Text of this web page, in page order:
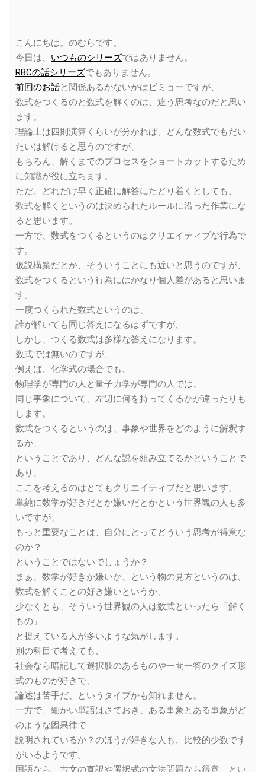
こんにちは。のむらです。
今日は、 いつものシリーズではありません。
RBCの話シリーズでもありません。
前回のお話と関係あるかないかはビミョーですが、
数式をつくるのと数式を解くのは、違う思考なのだと思い
ます。
理論上は四則演算くらいが分かれば、どんな数式でもだい
たいは解けると思うのですが、
もちろん、解くまでのプロセスをショートカットするため
に知識が役に立ちます。
ただ、どれだけ早く正確に解答にたどり着くとしても、
数式を解くというのは決められたルールに沿った作業にな
ると思います。
一方で、数式をつくるというのはクリエイティブな行為で
す。
仮説構築だとか、そういうことにも近いと思うのですが、
数式をつくるという行為にはかなり個人差があると思いま
す。
一度つくられた数式というのは、
誰が解いても同じ答えになるはずですが、
しかし、つくる数式は多様な答えになります。
数式では無いのですが、
例えば、化学式の場合でも、
物理学が専門の人と量子力学が専門の人では、
同じ事象について、左辺に何を持ってくるかが違ったりも
します。
数式をつくるというのは、事象や世界をどのように解釈す
るか、
ということであり、どんな説を組み立てるかということで
あり、
ここを考えるのはとてもクリエイティブだと思います。
単純に数学が好きだとか嫌いだとかという世界観の人も多
いですが、
もっと重要なことは、自分にとってどういう思考が得意な
のか？
ということではないでしょうか？
まぁ、数学が好きか嫌いか、という物の見方というのは、
数式を解くことの好き嫌いというか、
少なくとも、そういう世界観の人は数式といったら「解く
もの」
と捉えている人が多いような気がします。
別の科目で考えても、
社会なら暗記して選択肢のあるものや一問一答のクイズ形
式のものが好きで、
論述は苦手だ、というタイプかも知れません。
一方で、細かい単語はさておき、ある事象とある事象がど
のような因果律で
説明されているか？のほうが好きな人も、比較的少数です
がいるようです。
国語なら、古文の直訳や選択式の文法問題なら得意、とい